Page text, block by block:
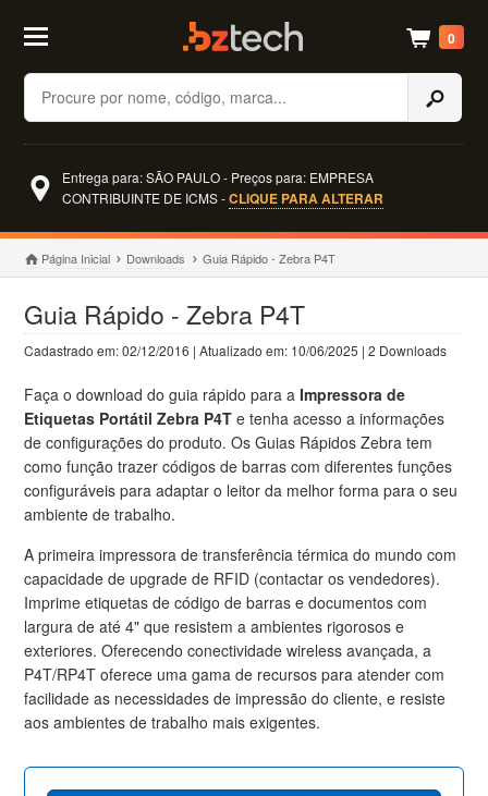
Buscar
0
Entrega para: SÃO PAULO - Preços para: EMPRESA
CONTRIBUINTE DE ICMS -CLIQUE PARA ALTERAR
Página Inicial Downloads Guia Rápido - Zebra P4T
Guia Rápido - Zebra P4T
Cadastrado em: 02/12/2016 | Atualizado em: 10/06/2025 | 2 Downloads
Faça o download do guia rápido para aImpressora de
Etiquetas Portátil Zebra P4T e tenha acesso a informações
de configurações do produto. Os Guias Rápidos Zebra tem
como função trazer códigos de barras com diferentes funções
configuráveis para adaptar o leitor da melhor forma para o seu
ambiente de trabalho.
A primeira impressora de transferência térmica do mundo com
capacidade de upgrade de RFID (contactar os vendedores).
Imprime etiquetas de código de barras e documentos com
largura de até 4" que resistem a ambientes rigorosos e
exteriores. Oferecendo conectividade wireless avançada, a
P4T/RP4T oferece uma gama de recursos para atender com
facilidade as necessidades de impressão do cliente, e resiste
aos ambientes de trabalho mais exigentes.